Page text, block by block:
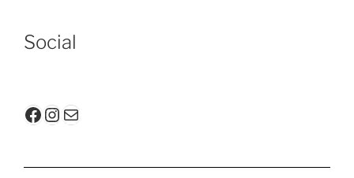
Social
Facebook
Instagram
E-mail